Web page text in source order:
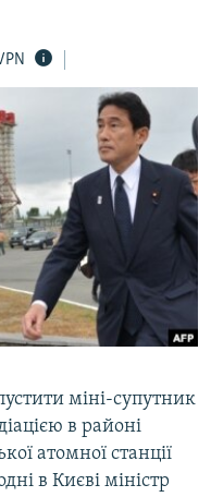
міні-супутник
в районі
атомної станції
в Києві міністр